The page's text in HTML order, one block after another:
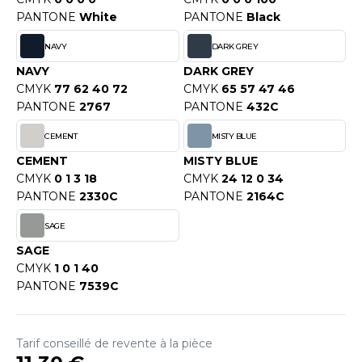
SHIRT
SHIRT
PROFESSIONNELLE
- BLOUSON
COOL
HOODS
T'S
SERIE
PANTONE White
PANTONE Black
NAVY
NAVY
CMYK 77 62 40 72
PANTONE 2767
DARK GREY
DARK GREY
CMYK 65 57 47 46
PANTONE 432C
CEMENT
CEMENT
CMYK 0 1 3 18
PANTONE 2330C
MISTY BLUE
MISTY BLUE
CMYK 24 12 0 34
PANTONE 2164C
SAGE
SAGE
CMYK 1 0 1 40
PANTONE 7539C
Tarif conseillé de revente à la pièce